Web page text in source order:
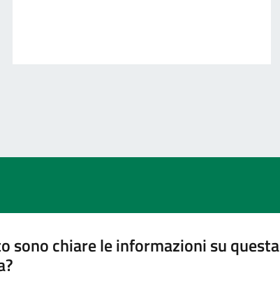
sono chiare le informazioni su questa